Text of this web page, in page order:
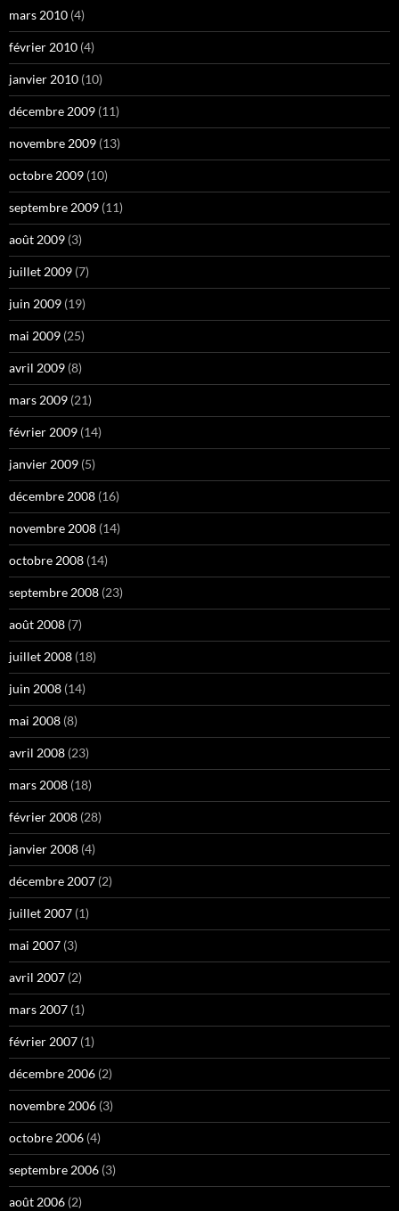
mars 2010 (4)
février 2010 (4)
janvier 2010 (10)
décembre 2009 (11)
novembre 2009 (13)
octobre 2009 (10)
septembre 2009 (11)
août 2009 (3)
juillet 2009 (7)
juin 2009 (19)
mai 2009 (25)
avril 2009 (8)
mars 2009 (21)
février 2009 (14)
janvier 2009 (5)
décembre 2008 (16)
novembre 2008 (14)
octobre 2008 (14)
septembre 2008 (23)
août 2008 (7)
juillet 2008 (18)
juin 2008 (14)
mai 2008 (8)
avril 2008 (23)
mars 2008 (18)
février 2008 (28)
janvier 2008 (4)
décembre 2007 (2)
juillet 2007 (1)
mai 2007 (3)
avril 2007 (2)
mars 2007 (1)
février 2007 (1)
décembre 2006 (2)
novembre 2006 (3)
octobre 2006 (4)
septembre 2006 (3)
août 2006 (2)